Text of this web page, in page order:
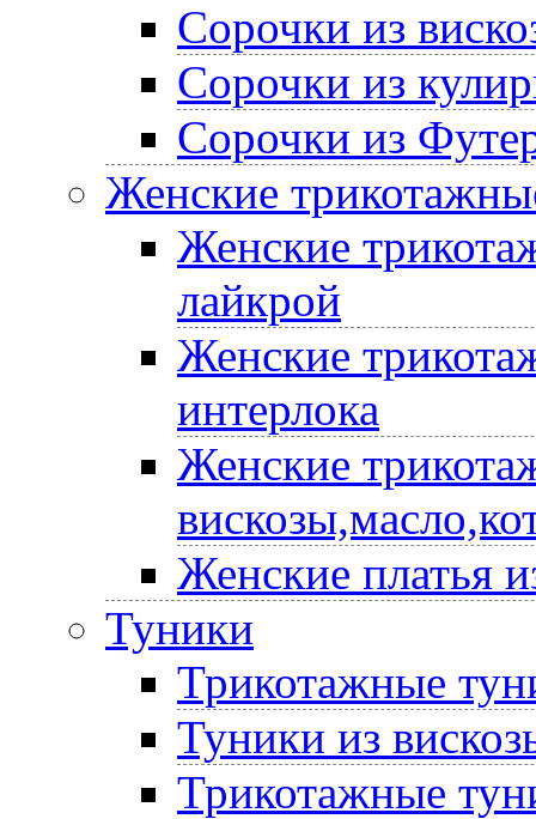
Сорочки из
Сорочки из
Сорочки из
Женские
Женские
лайкрой
Женские
интерлока
Женские
Женские платья
Туники
Трикотажные
Туники из
Трикотажные